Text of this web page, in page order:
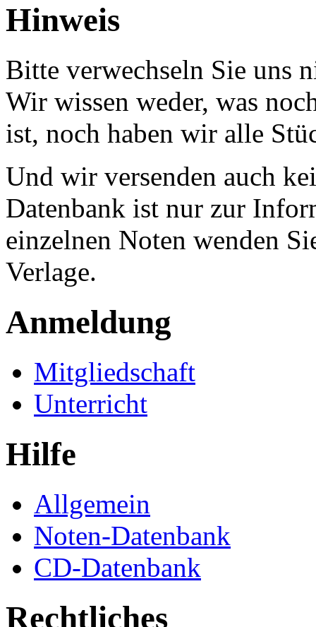
Hinweis
Bitte verwechseln Sie uns
Wir wissen weder, was
ist, noch haben wir alle
Und wir versenden auch
Datenbank ist nur zur
einzelnen Noten wenden
Verlage.
Anmeldung
Mitgliedschaft
Unterricht
Hilfe
Allgemein
Noten-Datenbank
CD-Datenbank
Rechtliches